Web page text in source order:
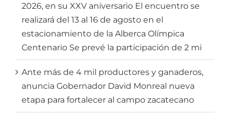
2026, en su XXV aniversario El encuentro se
realizará del 13 al 16 de agosto en el
estacionamiento de la Alberca Olímpica
Centenario Se prevé la participación de 2 mi
Ante más de 4 mil productores y ganaderos,
anuncia Gobernador David Monreal nueva
etapa para fortalecer al campo zacatecano